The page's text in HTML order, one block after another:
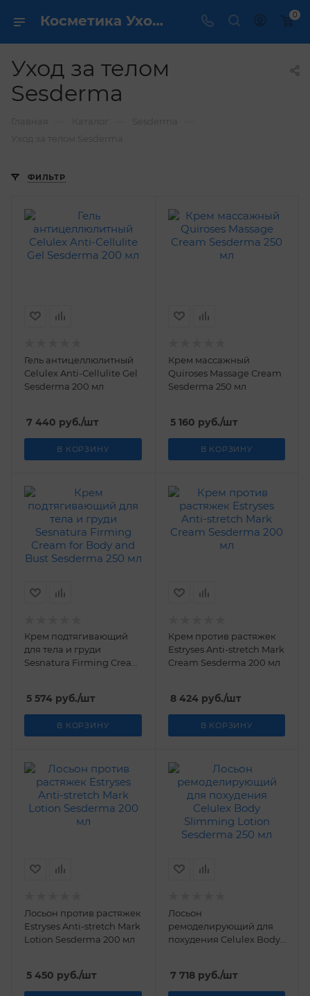
Косметика Уход за телом Sesderma - купить в интернет магазине ✔️ по выгодной цене 0
Уход за телом
Sesderma
ФИЛЬТР
Гель антицеллюлитный
Celulex Anti-Сellulite Gel
Sesderma 200 мл
7 440 руб./шт
В КОРЗИНУ
Крем массажный
Quiroses Massage Сream
Sesderma 250 мл
5 160 руб./шт
В КОРЗИНУ
Крем подтягивающий
для тела и груди
Sesnatura Firming Cream
5 574 руб./шт
В КОРЗИНУ
Крем против растяжек
Estryses Anti-stretch Mark
Cream Sesderma 200 мл
8 424руб./шт
В КОРЗИНУ
Лосьон против растяжек
Estryses Anti-stretch Mark
Lotion Sesderma 200 мл
5 450 руб./шт
Лосьон
ремоделирующий для
похудения Celulex Body
7 718руб./шт